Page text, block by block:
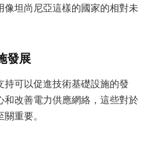
坦尚尼亞這樣的國家的相對未
發展
可以促進技術基礎設施的發
和改善電力供應網絡，這些對於
重要。